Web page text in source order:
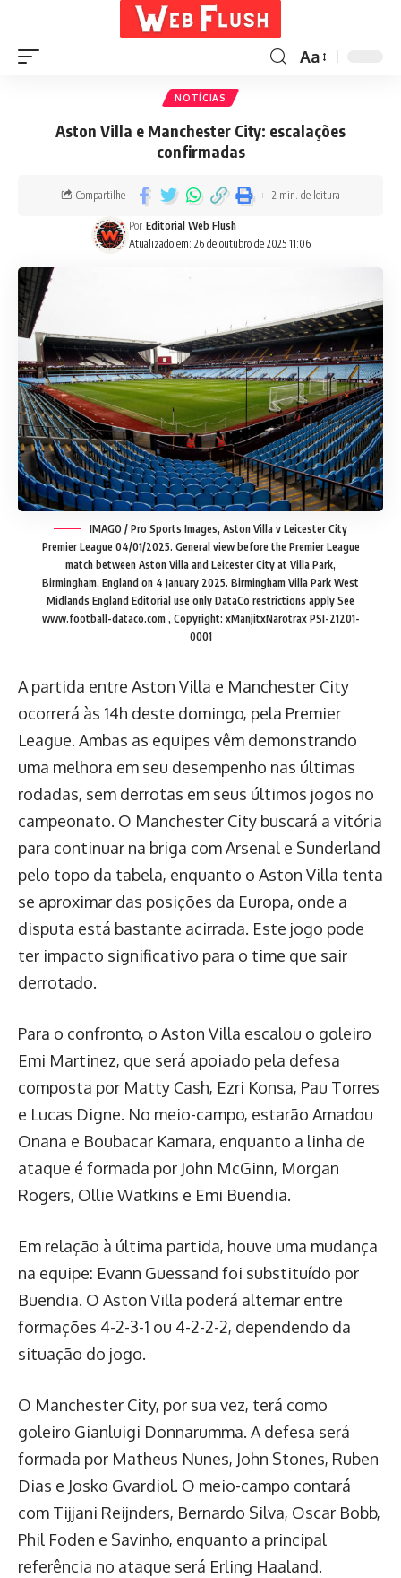
Aa
NOTÍCIAS
Aston Villa e Manchester City: escalações
confirmadas
Atualizado em: 26 de outubro de 2025 11:06
Por Editorial Web Flush
Compartilhe 2 min. de leitura
IMAGO / Pro Sports Images, Aston Villa v Leicester City
Premier League 04/01/2025. General view before the Premier League
match between Aston Villa and Leicester City at Villa Park,
Birmingham, England on 4 January 2025. Birmingham Villa Park West
Midlands England Editorial use only DataCo restrictions apply See
www.football-dataco.com , Copyright: xManjitxNarotrax PSI-21201-
0001
A partida entre Aston Villa e Manchester City
ocorrerá às 14h deste domingo, pela Premier
League. Ambas as equipes vêm demonstrando
uma melhora em seu desempenho nas últimas
rodadas, sem derrotas em seus últimos jogos no
campeonato. O Manchester City buscará a vitória
para continuar na briga com Arsenal e Sunderland
pelo topo da tabela, enquanto o Aston Villa tenta
se aproximar das posições da Europa, onde a
disputa está bastante acirrada. Este jogo pode
ter impacto significativo para o time que sair
derrotado.
Para o confronto, o Aston Villa escalou o goleiro
Emi Martinez, que será apoiado pela defesa
composta por Matty Cash, Ezri Konsa, Pau Torres
e Lucas Digne. No meio-campo, estarão Amadou
Onana e Boubacar Kamara, enquanto a linha de
ataque é formada por John McGinn, Morgan
Rogers, Ollie Watkins e Emi Buendia.
Em relação à última partida, houve uma mudança
na equipe: Evann Guessand foi substituído por
Buendia. O Aston Villa poderá alternar entre
formações 4-2-3-1 ou 4-2-2-2, dependendo da
situação do jogo.
O Manchester City, por sua vez, terá como
goleiro Gianluigi Donnarumma. A defesa será
formada por Matheus Nunes, John Stones, Ruben
Dias e Josko Gvardiol. O meio-campo contará
com Tijjani Reijnders, Bernardo Silva, Oscar Bobb,
Phil Foden e Savinho, enquanto a principal
referência no ataque será Erling Haaland.